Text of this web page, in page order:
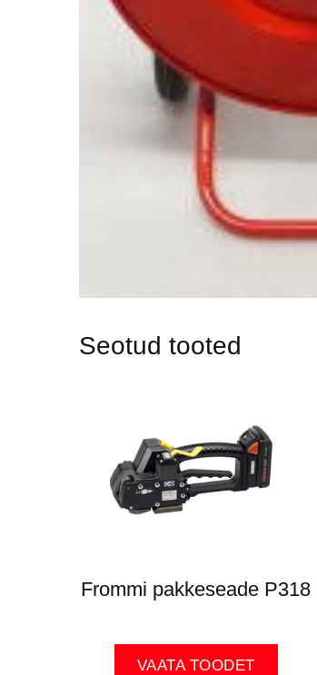
Seotud tooted
Frommi pakkeseade P318
VAATA TOODET